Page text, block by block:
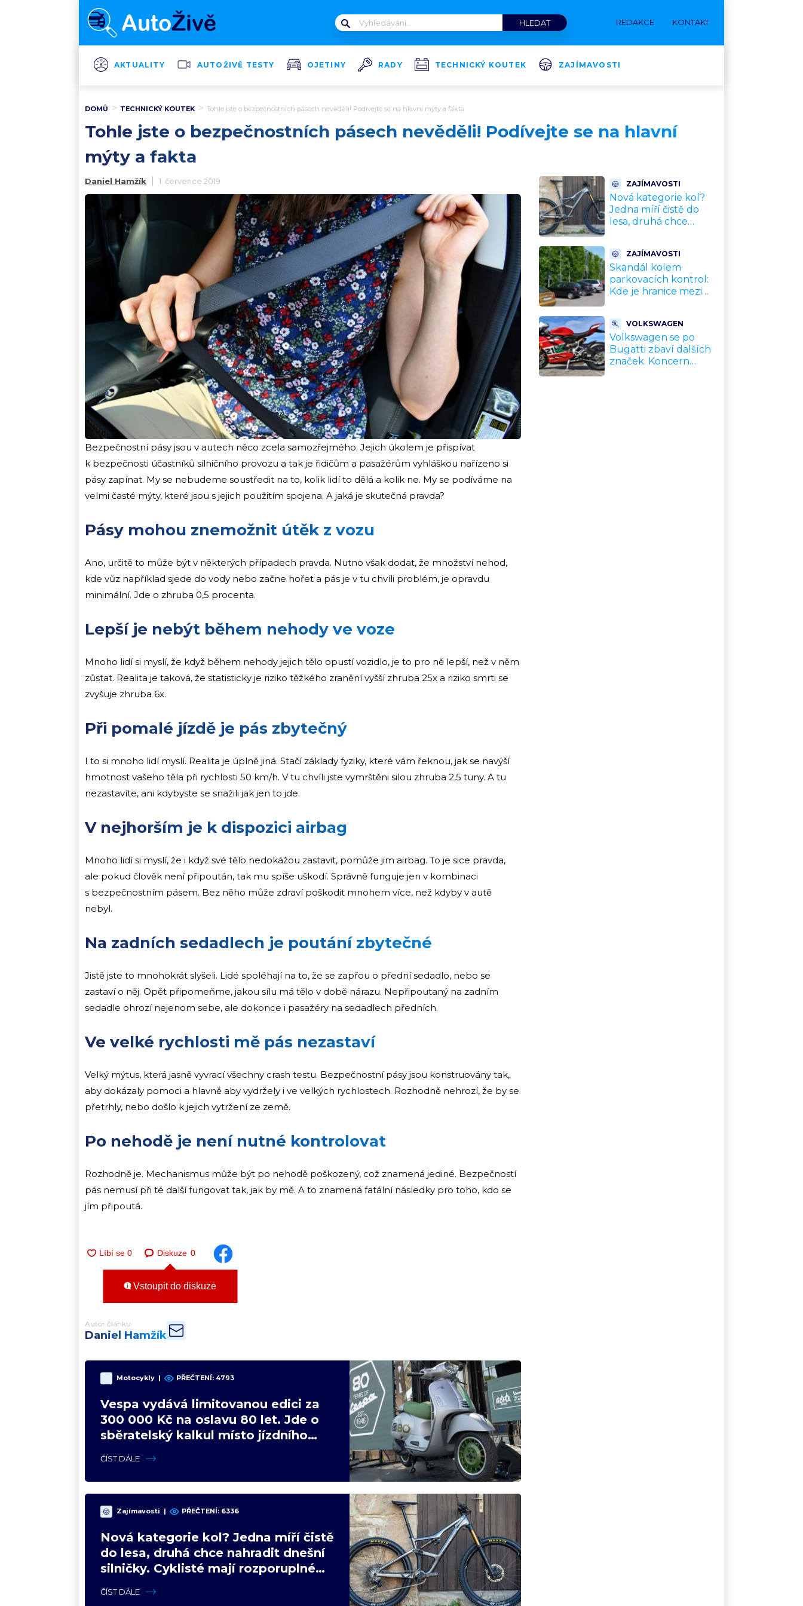
REDAKCE KONTAKT
AKTUALITY AUTOŽIVĚ TESTY OJETINY RADY TECHNICKÝ KOUTEK ZAJÍMAVOSTI
DOMŮ TECHNICKÝ KOUTEK Tohle jste o bezpečnostních pásech nevěděli! Podívejte se na hlavní mýty a fakta
Tohle jste o bezpečnostních pásech nevěděli! Podívejte se na hlavní
mýty a fakta
Daniel Hamžík 1. července 2019
Bezpečnostní pásy jsou v autech něco zcela samozřejmého. Jejich úkolem je přispívat
k bezpečnosti účastníků silničního provozu a tak je řidičům a pasažérům vyhláškou nařízeno si
pásy zapínat. My se nebudeme soustředit na to, kolik lidí to dělá a kolik ne. My se podíváme na
velmi časté mýty, které jsou s jejich použitím spojena. A jaká je skutečná pravda?
Pásy mohou znemožnit útěk z vozu
Ano, určitě to může být v některých případech pravda. Nutno však dodat, že množství nehod,
kde vůz například sjede do vody nebo začne hořet a pás je v tu chvíli problém, je opravdu
minimální. Jde o zhruba 0,5 procenta.
Lepší je nebýt během nehody ve voze
Mnoho lidí si myslí, že když během nehody jejich tělo opustí vozidlo, je to pro ně lepší, než v něm
zůstat. Realita je taková, že statisticky je riziko těžkého zranění vyšší zhruba 25x a riziko smrti se
zvyšuje zhruba 6x.
Při pomalé jízdě je pás zbytečný
I to si mnoho lidí myslí. Realita je úplně jiná. Stačí základy fyziky, které vám řeknou, jak se navýší
hmotnost vašeho těla při rychlosti 50 km/h. V tu chvíli jste vymrštěni silou zhruba 2,5 tuny. A tu
nezastavíte, ani kdybyste se snažili jak jen to jde.
V nejhorším je k dispozici airbag
Mnoho lidí si myslí, že i když své tělo nedokážou zastavit, pomůže jim airbag. To je sice pravda,
ale pokud člověk není připoután, tak mu spíše uškodí. Správně funguje jen v kombinaci
s bezpečnostním pásem. Bez něho může zdraví poškodit mnohem více, než kdyby v autě
nebyl.
Na zadních sedadlech je poutání zbytečné
Jistě jste to mnohokrát slyšeli. Lidé spoléhají na to, že se zapřou o přední sedadlo, nebo se
zastaví o něj. Opět připomeňme, jakou sílu má tělo v době nárazu. Nepřipoutaný na zadním
sedadle ohrozí nejenom sebe, ale dokonce i pasažéry na sedadlech předních.
Ve velké rychlosti mě pás nezastaví
Velký mýtus, která jasně vyvrací všechny crash testu. Bezpečnostní pásy jsou konstruovány tak,
aby dokázaly pomoci a hlavně aby vydržely i ve velkých rychlostech. Rozhodně nehrozí, že by se
přetrhly, nebo došlo k jejich vytržení ze země.
Po nehodě je není nutné kontrolovat
Rozhodně je. Mechanismus může být po nehodě poškozený, což znamená jediné. Bezpečností
pás nemusí při té další fungovat tak, jak by mě. A to znamená fatální následky pro toho, kdo se
jím připoutá.
Diskuze 0
Vstoupit do diskuze
Autor článku
Daniel Hamžík
Motocykly | PŘEČTENÍ: 4793
Vespa vydává limitovanou edici za
300 000 Kč na oslavu 80 let. Jde o
sběratelský kalkul místo jízdního
upgradu
ČÍST DÁLE
Zajímavosti | PŘEČTENÍ: 6336
Nová kategorie kol? Jedna míří čistě
do lesa, druhá chce nahradit dnešní
silničky. Cyklisté mají rozporuplné
názory
ČÍST DÁLE
ZAJÍMAVOSTI
Nová kategorie kol?
Jedna míří čistě do
lesa, druhá chce
rozporuplné názory
ZAJÍMAVOSTI
Skandál kolem
parkovacích kontrol:
Kde je hranice mezi
výhoda, velký
problém
VOLKSWAGEN
Volkswagen se po
Bugatti zbaví dalších
značek. Koncern